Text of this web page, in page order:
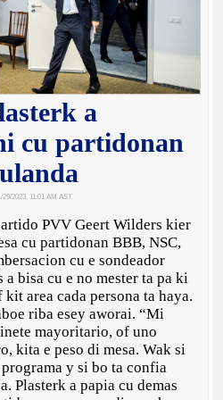
a
cu partidonan
29/2023, 11:01 AM AST
PVV Geert Wilders kier
cu partidonan BBB, NSC,
cu e sondeador
bisa cu e no mester ta pa ki
area cada persona ta haya.
riba esey aworai. “Mi
mayoritario, of uno
kita e peso di mesa. Wak si
y si bo ta confia
Plasterk a papia cu demas